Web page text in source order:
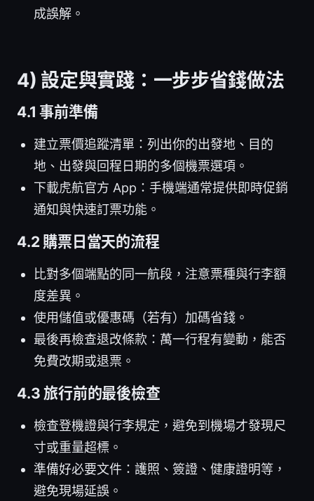
成誤解。
4) 設定與實踐：一步步省錢做法
4.1 事前準備
建立票價追蹤清單：列出你的出發地、目的
地、出發與回程日期的多個機票選項。
下載虎航官方 App：手機端通常提供即時促銷
通知與快速訂票功能。
4.2 購票日當天的流程
比對多個端點的同一航段，注意票種與行李額
度差異。
使用儲值或優惠碼（若有）加碼省錢。
最後再檢查退改條款：萬一行程有變動，能否
免費改期或退票。
4.3 旅行前的最後檢查
檢查登機證與行李規定，避免到機場才發現尺
寸或重量超標。
準備好必要文件：護照、簽證、健康證明等，
避免現場延誤。